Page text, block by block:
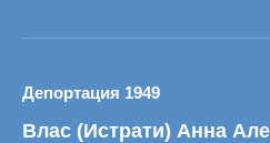
Депортация 1949
Влас (Истрати) Анна